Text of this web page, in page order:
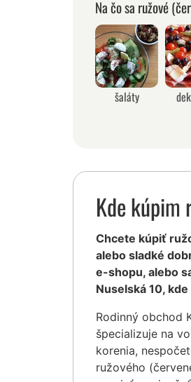
Na čo sa ružové
šaláty
Kde kúpim
Chcete kúpiť
alebo sladké
e-shopu, alebo
Nuselská 10,
Rodinný obchod
špecializuje na
korenia,
ružového